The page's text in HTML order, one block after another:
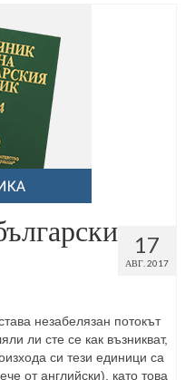
17
АВГ. 2017
незабелязан потокът
ли сте се как възникват,
си тези единици са
от английски), като това